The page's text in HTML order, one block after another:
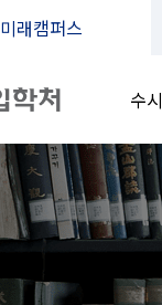
미래캠퍼스
수시